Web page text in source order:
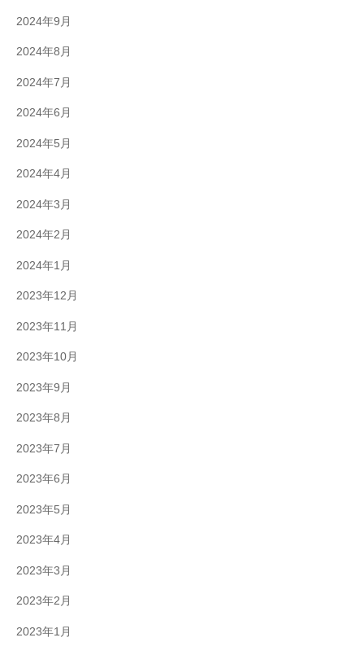
2024年9月
2024年8月
2024年7月
2024年6月
2024年5月
2024年4月
2024年3月
2024年2月
2024年1月
2023年12月
2023年11月
2023年10月
2023年9月
2023年8月
2023年7月
2023年6月
2023年5月
2023年4月
2023年3月
2023年2月
2023年1月